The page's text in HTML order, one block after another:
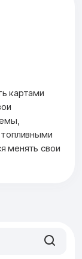
картами
менять свои